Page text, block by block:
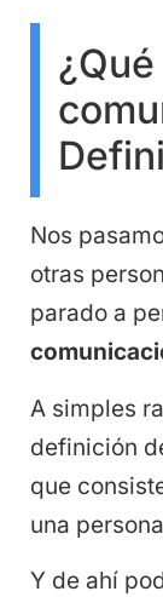
Nos
otras
parado a
A simples
definición
que
una
Y de ahí